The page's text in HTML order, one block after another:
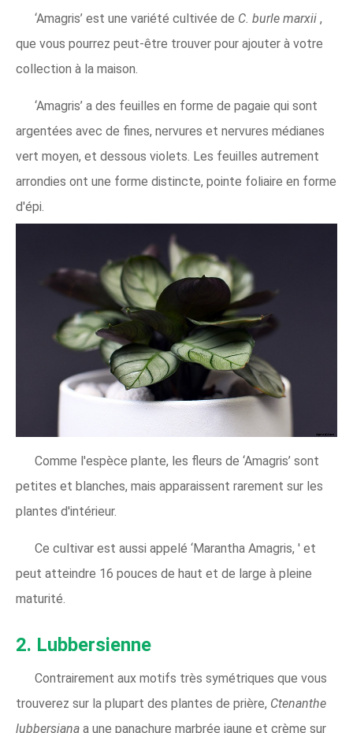
‘Amagris’ est une variété cultivée de C. burle marxii ,
que vous pourrez peut-être trouver pour ajouter à votre
collection à la maison.
‘Amagris’ a des feuilles en forme de pagaie qui sont
argentées avec de fines, nervures et nervures médianes
vert moyen, et dessous violets. Les feuilles autrement
arrondies ont une forme distincte, pointe foliaire en forme
d'épi.
Comme l'espèce plante, les fleurs de ‘Amagris’ sont
petites et blanches, mais apparaissent rarement sur les
plantes d'intérieur.
Ce cultivar est aussi appelé ‘Marantha Amagris, ' et
peut atteindre 16 pouces de haut et de large à pleine
maturité.
2. Lubbersienne
Contrairement aux motifs très symétriques que vous
trouverez sur la plupart des plantes de prière, Ctenanthe
lubbersiana a une panachure marbrée jaune et crème sur